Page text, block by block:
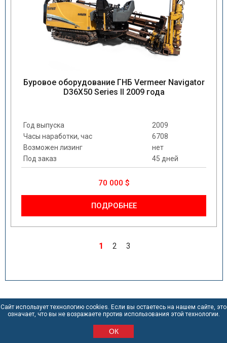
Сайт использует технологию cookies. Если вы остаетесь на нашем сайте, это
означает, что вы не возражаете против использования этой технологии.
ОК
Буровое оборудование ГНБ Vermeer Navigator
D36X50 Series II 2009 года
Год выпуска
2009
Часы наработки, час
6708
Возможен лизинг
нет
Под заказ
45 дней
70 000 $
ПОДРОБНЕЕ
1 2 3